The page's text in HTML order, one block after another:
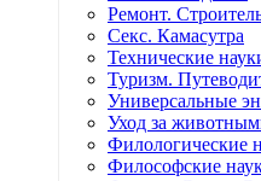
Ремонт.
Секс. Камасутра
Технические
Туризм.
Универсальные
Уход за
Филологические
Философские